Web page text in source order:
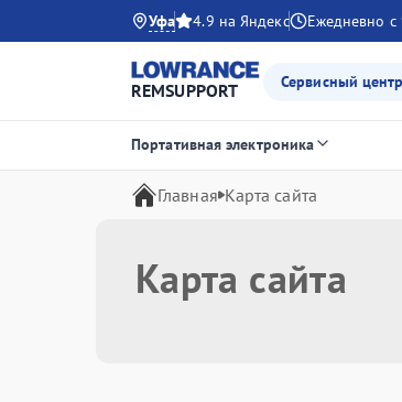
Уфа 4.9 на Яндекс Ежедневно
REMSUPPORT Сервисный
Портативная электроника
Главная Карта сайта
Карта сайта